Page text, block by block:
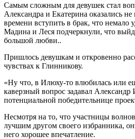
Самым сложным для девушек стал
Александра и Екатерина оказались
времени вступить в брак, что немало
Мадина и Леся подчеркнули, что
большой любви..
Пришлось девушкам и откровенно
чувствах к Глинникову.
«Ну что, в Илюху-то влюбилась или
каверзный вопрос задавал
потенциальной победительнице
Несмотря на то, что участницы
лучшим другом своего избранника,
него хорошее впечатление.